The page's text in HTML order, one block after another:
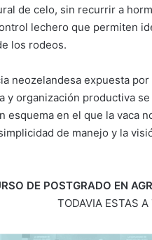
de celo, sin recurrir a
lechero que permiten
los rodeos.
neozelandesa expuesta
y organización productiva
esquema en el que la vaca
de manejo y la
DE POSTGRADO EN
TODAVIA ESTAS